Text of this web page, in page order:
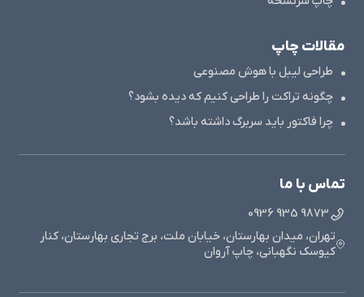
مقالات چاپ
طراحی لیبل با هوش مصنوعی
چگونه تراکت را طراحی کنیم که دیده بشود؟
چرا فاکتور باید سربرگ داشته باشد؟
تماس با ما
9873 935 0936
تهران، میدان بهارستان، خیابان ملت، برج تجاری بهارستان، کنار
کیوسک نگهبانی، چاپ آروان